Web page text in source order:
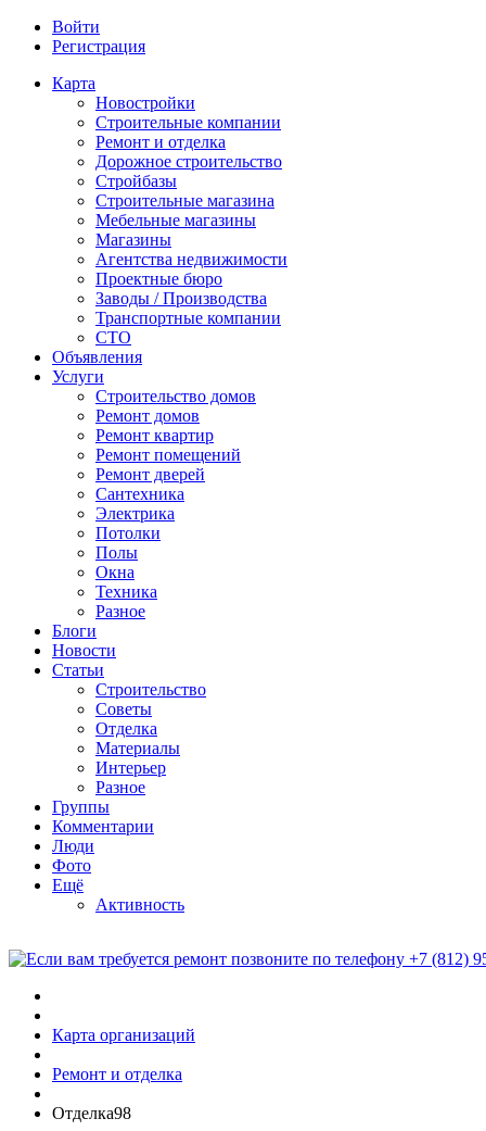
Войти
Регистрация
Карта
Новостройки
Строительные компании
Ремонт и отделка
Дорожное строительство
Стройбазы
Строительные магазина
Мебельные магазины
Магазины
Агентства недвижимости
Проектные бюро
Заводы / Производства
Транспортные компании
СТО
Объявления
Услуги
Строительство домов
Ремонт домов
Ремонт квартир
Ремонт помещений
Ремонт дверей
Сантехника
Электрика
Потолки
Полы
Окна
Техника
Разное
Блоги
Новости
Статьи
Строительство
Советы
Отделка
Материалы
Интерьер
Разное
Группы
Комментарии
Люди
Фото
Ещё
Активность
Карта организаций
Ремонт и отделка
Отделка98